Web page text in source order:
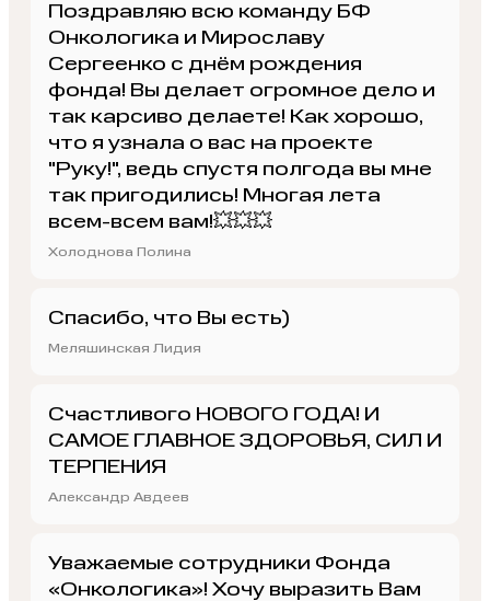
Поздравляю всю команду БФ
Онкологика и Мирославу
Сергеенко с днём рождения
фонда! Вы делает огромное дело и
так карсиво делаете! Как хорошо,
что я узнала о вас на проекте
"Руку!", ведь спустя полгода вы мне
так пригодились! Многая лета
всем-всем вам!💥💥💥
Холоднова Полина
Спасибо, что Вы есть)
Меляшинская Лидия
Счастливого НОВОГО ГОДА! И
САМОЕ ГЛАВНОЕ ЗДОРОВЬЯ, СИЛ И
ТЕРПЕНИЯ
Александр Авдеев
Уважаемые сотрудники Фонда
«Онкологика»! Хочу выразить Вам